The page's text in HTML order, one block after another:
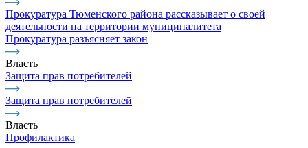
Прокуратура Тюменского района рассказывает о своей
деятельности на территории муниципалитета
Прокуратура разъясняет закон
Власть
Защита прав потребителей
Защита прав потребителей
Власть
Профилактика